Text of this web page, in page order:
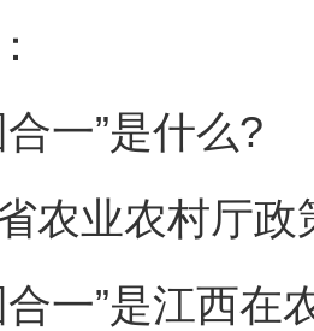
一”是什么?
业农村厅政
”是江西在农